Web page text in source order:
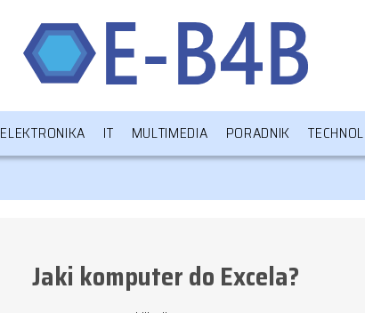
ELEKTRONIKA IT MULTIMEDIA PORADNIK
Jaki komputer do Excela?